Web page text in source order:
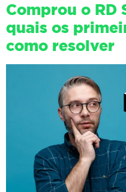
Comprou o RD
quais os
como resolver